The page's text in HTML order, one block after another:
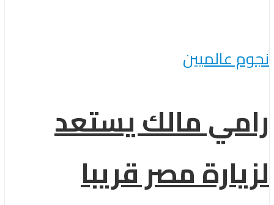
نجوم عالميين
رامي مالك يستعد
لزيارة مصر قريبا